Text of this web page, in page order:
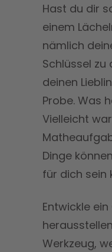
Hast du dir
einem
nämlich
Schlüssel
deinen
Probe. Was
Vielleicht
Dinge
für dich sein
Entwickle
Werkzeug,